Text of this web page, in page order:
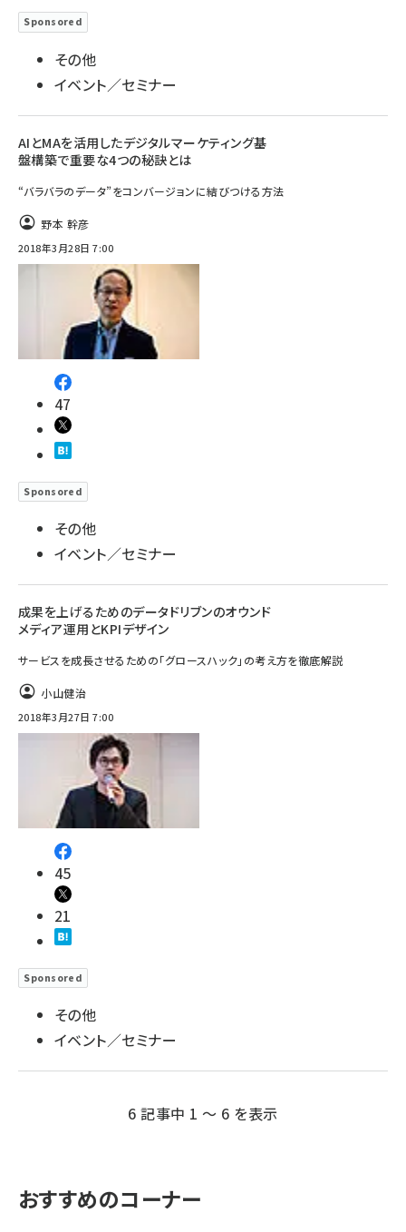
Sponsored
その他
イベント／セミナー
AIとMAを活用したデジタルマーケティング基
盤構築で重要な4つの秘訣とは
“バラバラのデータ”をコンバージョンに結びつける方法
野本 幹彦
2018年3月28日 7:00
47
Sponsored
その他
イベント／セミナー
成果を上げるためのデータドリブンのオウンド
メディア運用とKPIデザイン
サービスを成長させるための「グロースハック」の考え方を徹底解説
小山健治
2018年3月27日 7:00
45
21
Sponsored
その他
イベント／セミナー
6 記事中 1 ～ 6 を表示
おすすめのコーナー